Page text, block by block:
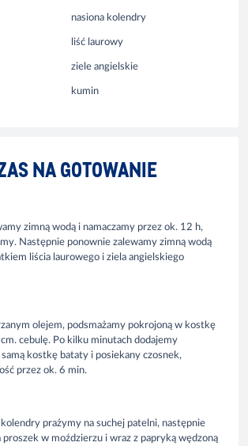
nasiona kolendry
liść laurowy
ziele angielskie
kumin
NA GOTOWANIE
zimną wodą i namaczamy przez ok. 12 h,
Następnie ponownie zalewamy zimną wodą
liścia laurowego i ziela angielskiego
olejem, podsmażamy pokrojoną w kostkę
cebulę. Po kilku minutach dodajemy
kostkę bataty i posiekany czosnek,
przez ok. 6 min.
prażymy na suchej patelni, następnie
proszek w moździerzu i wraz z papryką wędzoną